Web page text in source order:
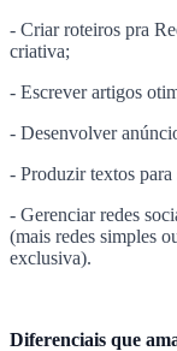
- Criar roteiros pra
criativa;
- Escrever artigos
- Desenvolver
- Produzir textos para
- Gerenciar redes
(mais redes simples
exclusiva).
Diferenciais que